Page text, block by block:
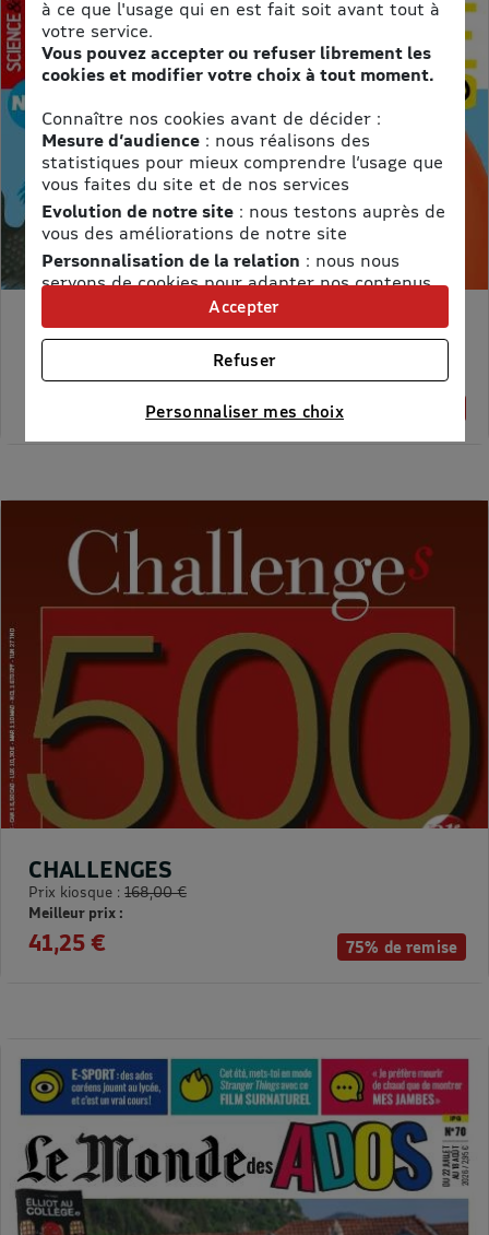
MON PETIT SCIENCE ET VIE AVEC NANO
Meilleur prix :
75% de remise
CHALLENGES
Prix kiosque : 168,00 €
Meilleur prix :
41,25 €
à ce que l'usage qui en est fait soit avant tout à
votre service.
Vous pouvez accepter ou refuser librement les
cookies et modifier votre choix à tout moment.
Connaître nos cookies avant de décider :
Mesure d’audience: nous réalisons des
statistiques pour mieux comprendre l’usage que
vous faites du site et de nos services
Evolution de notre site: nous testons auprès de
vous des améliorations de notre site
Personnalisation de la relation : nous nous
servons de cookies pour adapter nos contenus
et personnaliser nos offres
Univers publicitaire: nous utilisons avec nos
partenaires des cookies pour afficher des
publicités personnalisées
Connaître notre politique cookies et la liste de nos
Personnaliser mes choix
Refuser
Accepter